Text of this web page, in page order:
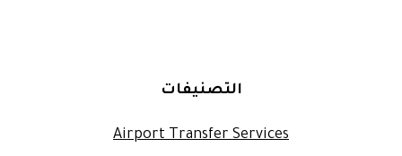
التصنيفات
Airport Transfer Services